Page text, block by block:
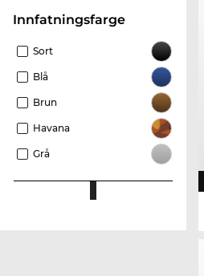
Innfatningsfarge
Sort
Blå
Brun
Havana
Grå